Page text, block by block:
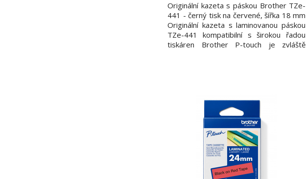
Originální kazeta s páskou Brother TZe-
441 - černý tisk na červené, šířka 18 mm
Originální kazeta s laminovanou páskou
TZe-441 kompatibilní s širokou řadou
tiskáren Brother P-touch je zvláště